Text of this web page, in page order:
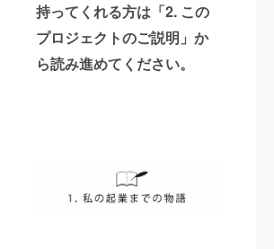
持ってくれる方は 「2. この
プロジェクトのご説明」か
ら読み進めてください。